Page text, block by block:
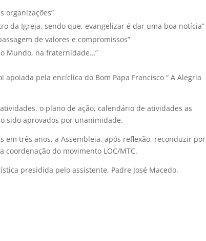
organizações”
da Igreja, sendo que, evangelizar é dar uma boa notícia”
de valores e compromissos”
Mundo, na fraternidade…”
apoiada pela encíclica do Bom Papa Francisco “ A Alegria
o plano de ação, calendário de atividades as
sido aprovados por unanimidade.
três anos, a Assembleia, após reflexão, reconduzir por
do movimento LOC/MTC.
presidida pelo assistente, Padre José Macedo.